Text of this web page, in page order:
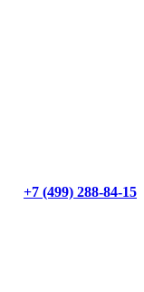
+7 (499) 288-84-15